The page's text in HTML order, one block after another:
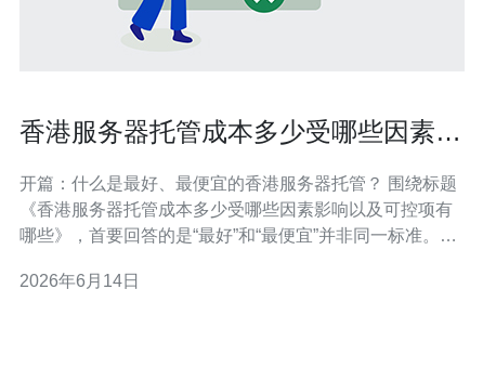
香港服务器托管成本多少受哪些因素影
开篇：什么是最好、最便宜的香港服务器托管？ 围绕标题
《香港服务器托管成本多少受哪些因素影响以及可控项有
哪些》，首要回答的是“最好”和“最便宜”并非同一标准。对
是带有高质量网络互联和SLA的托管或云主机；而最便宜
2026年6月14日